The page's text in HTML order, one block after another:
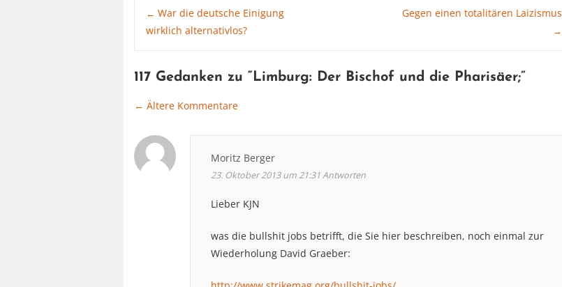
Post
← War die deutsche Einigung
wirklich alternativlos?
Gegen einen totalitären Laizismus
→
117 Gedanken zu “ Limburg: Der Bischof und die Pharisäer;”
Comment
navigation
← Ältere Kommentare
Moritz Berger
23. Oktober 2013 um 21:31Antworten
Lieber KJN
was die bullshit jobs betrifft, die Sie hier beschreiben, noch einmal zur
Wiederholung David Graeber: